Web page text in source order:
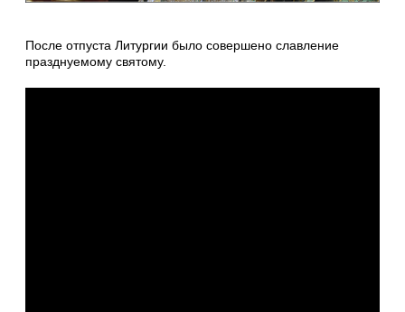
После отпуста Литургии было совершено славление
празднуемому святому.